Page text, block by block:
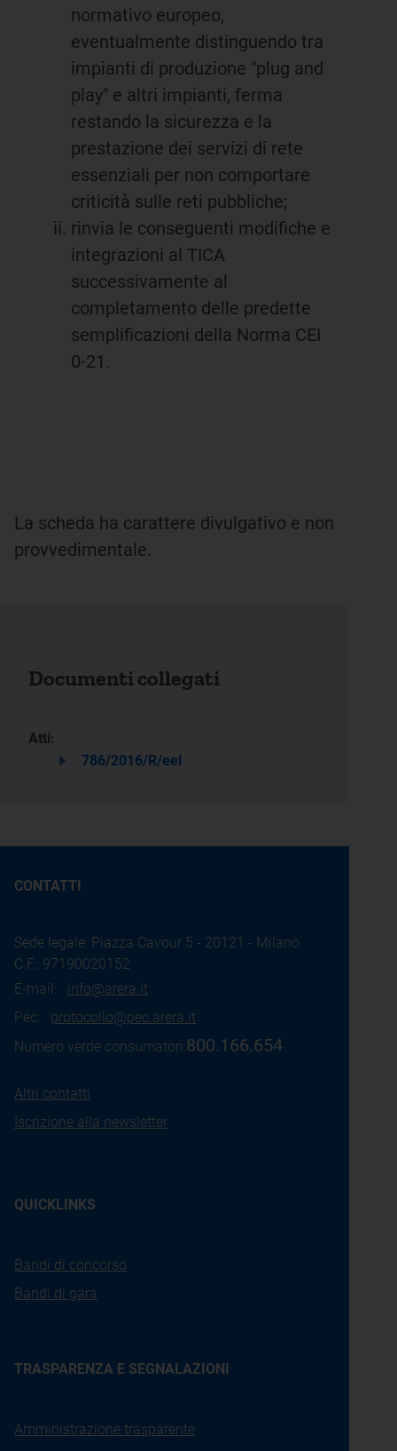
normativo europeo,
eventualmente distinguendo tra
impianti di produzione "plug and
play" e altri impianti, ferma
restando la sicurezza e la
prestazione dei servizi di rete
essenziali per non comportare
criticità sulle reti pubbliche;
rinvia le conseguenti modifiche e
integrazioni al TICA
successivamente al
completamento delle predette
semplificazioni della Norma CEI
0-21.
La scheda ha carattere divulgativo e non
provvedimentale.
Documenti collegati
Atti:
786/2016/R/eel
CONTATTI
Sede legale: Piazza Cavour 5 - 20121 - Milano
C.F.: 97190020152
E-mail: info@arera.it
Pec: protocollo@pec.arera.it
Numero verde consumatori:800.166.654
Altri contatti
Iscrizione alla newsletter
QUICKLINKS
Bandi di concorso
Bandi di gara
TRASPARENZA E SEGNALAZIONI
Amministrazione trasparente